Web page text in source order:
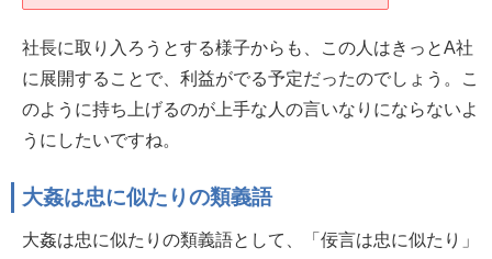
社長に取り入ろうとする様子からも、この人はきっとA社
に展開することで、利益がでる予定だったのでしょう。こ
のように持ち上げるのが上手な人の言いなりにならないよ
うにしたいですね。
大姦は忠に似たりの類義語
大姦は忠に似たりの類義語として、「佞言は忠に似たり」